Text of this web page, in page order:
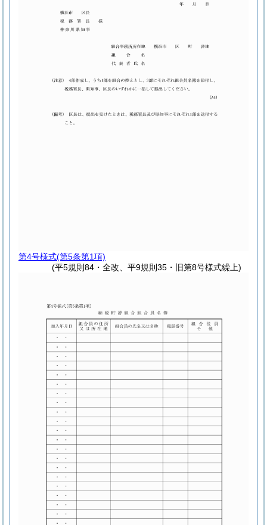
第4号様式(第5条第1項)
(平5規則84・全改、平9規則35・旧第8号様式繰上)